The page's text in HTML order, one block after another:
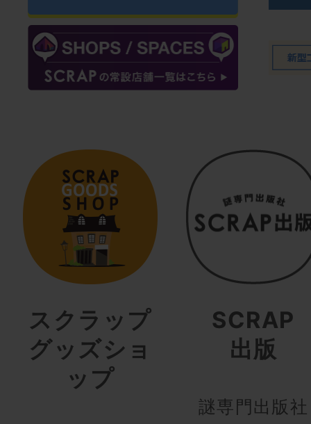
スクラップ
グッズショ
ップ
SCRAP
出版
謎専門出版社